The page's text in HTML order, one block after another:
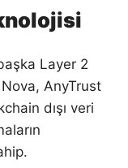
Layer 2
AnyTrust
dışı veri